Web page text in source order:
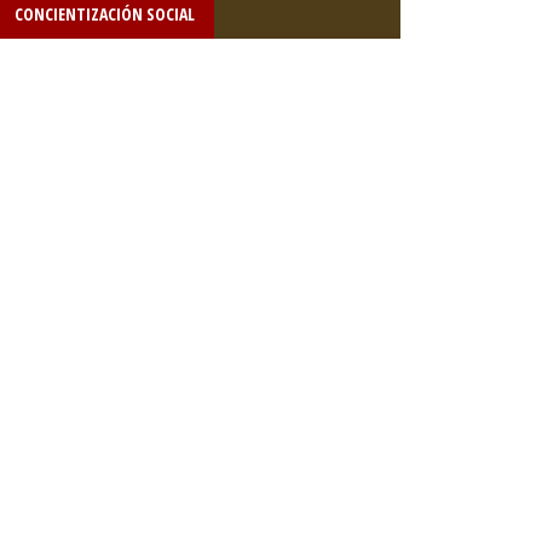
CONCIENTIZACIÓN SOCIAL